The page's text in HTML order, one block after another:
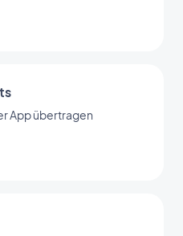
App übertragen